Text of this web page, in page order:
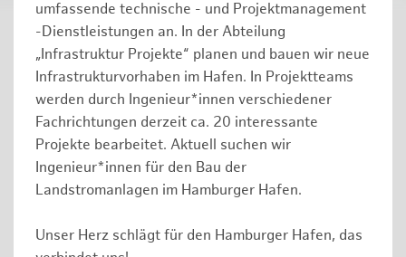
umfassende technische - und Projektmanagement
-Dienstleistungen an. In der Abteilung
„Infrastruktur Projekte“ planen und bauen wir neue
Infrastrukturvorhaben im Hafen. In Projektteams
werden durch Ingenieur*innen verschiedener
Fachrichtungen derzeit ca. 20 interessante
Projekte bearbeitet. Aktuell suchen wir
Ingenieur*innen für den Bau der
Landstromanlagen im Hamburger Hafen.
Unser Herz schlägt für den Hamburger Hafen, das